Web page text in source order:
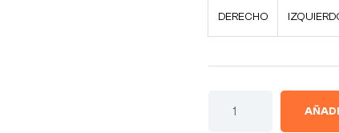
DERECHO